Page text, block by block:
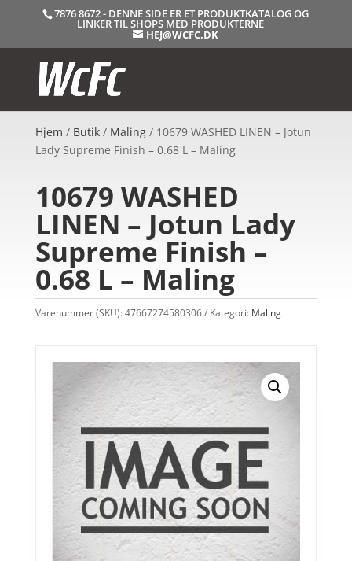
7876 8672 - DENNE SIDE ER ET PRODUKTKATALOG OG
LINKER TIL SHOPS MED PRODUKTERNE
HEJ@WCFC.DK
Hjem / Butik/ Maling/ 10679 WASHED LINEN – Jotun
Lady Supreme Finish – 0.68 L – Maling
10679 WASHED
LINEN – Jotun Lady
Supreme Finish –
0.68 L – Maling
Varenummer (SKU):47667274580306 Kategori: Maling